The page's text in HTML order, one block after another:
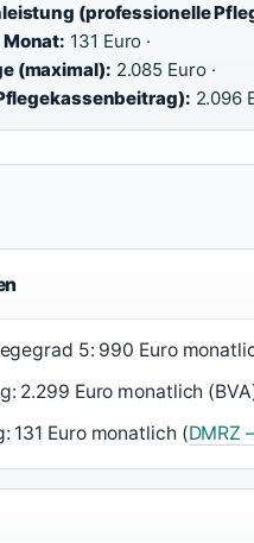
(professionelle
131 Euro ·
(maximal): 2.085 Euro ·
2.096
5: 990 Euro
2.299 Euro monatlich
131 Euro monatlich (DMRZ